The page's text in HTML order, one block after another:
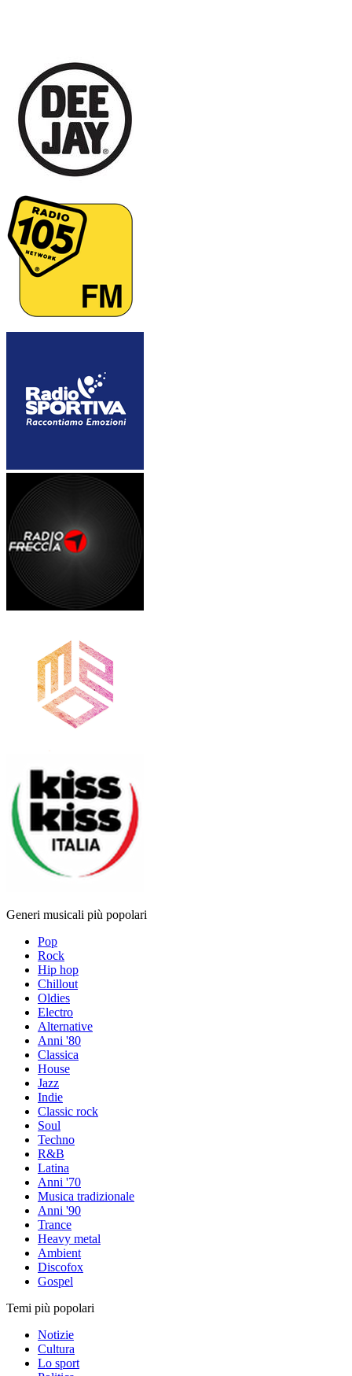
Generi musicali più popolari
Pop
Rock
Hip hop
Chillout
Oldies
Electro
Alternative
Anni '80
Classica
House
Jazz
Indie
Classic rock
Soul
Techno
R&B
Latina
Anni '70
Musica tradizionale
Anni '90
Trance
Heavy metal
Ambient
Discofox
Gospel
Temi più popolari
Notizie
Cultura
Lo sport